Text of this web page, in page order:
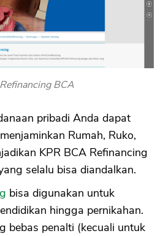
BCA
pribadi Anda dapat
Rumah, Ruko,
KPR BCA Refinancing
selalu bisa diandalkan.
bisa digunakan untuk
hingga pernikahan.
bebas penalti (kecuali untuk